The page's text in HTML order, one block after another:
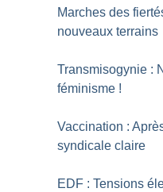
Marches des
nouveaux terrains
Transmisogynie :
féminisme !
Vaccination :
syndicale claire
EDF : Tensions